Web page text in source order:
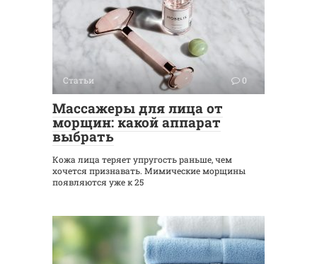
Статьи 0
Массажеры для лица от
морщин: какой аппарат
выбрать
Кожа лица теряет упругость раньше, чем
хочется признавать. Мимические морщины
появляются уже к 25